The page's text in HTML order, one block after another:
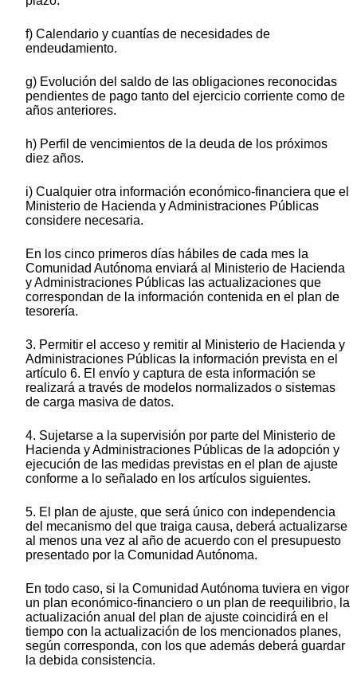
f) Calendario y cuantías de necesidades de
endeudamiento.
g) Evolución del saldo de las obligaciones reconocidas
pendientes de pago tanto del ejercicio corriente como de
años anteriores.
h) Perfil de vencimientos de la deuda de los próximos
diez años.
i) Cualquier otra información económico-financiera que el
Ministerio de Hacienda y Administraciones Públicas
considere necesaria.
En los cinco primeros días hábiles de cada mes la
Comunidad Autónoma enviará al Ministerio de Hacienda
y Administraciones Públicas las actualizaciones que
correspondan de la información contenida en el plan de
tesorería.
3. Permitir el acceso y remitir al Ministerio de Hacienda y
Administraciones Públicas la información prevista en el
artículo 6. El envío y captura de esta información se
realizará a través de modelos normalizados o sistemas
de carga masiva de datos.
4. Sujetarse a la supervisión por parte del Ministerio de
Hacienda y Administraciones Públicas de la adopción y
ejecución de las medidas previstas en el plan de ajuste
conforme a lo señalado en los artículos siguientes.
5. El plan de ajuste, que será único con independencia
del mecanismo del que traiga causa, deberá actualizarse
al menos una vez al año de acuerdo con el presupuesto
presentado por la Comunidad Autónoma.
En todo caso, si la Comunidad Autónoma tuviera en vigor
un plan económico-financiero o un plan de reequilibrio, la
actualización anual del plan de ajuste coincidirá en el
tiempo con la actualización de los mencionados planes,
según corresponda, con los que además deberá guardar
la debida consistencia.